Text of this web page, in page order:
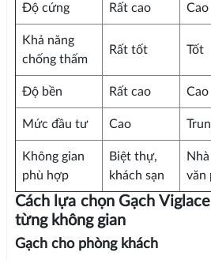
Độ cứng Rất cao Cao
Khả năng
chống thấm
Rất tốt Tốt
Độ bền Rất cao Cao
Mức đầu tư Cao
Không gian
phù hợp
Biệt thự,
khách sạn
văn
Cách lựa chọn Gạch
từng không gian
Gạch cho phòng khách